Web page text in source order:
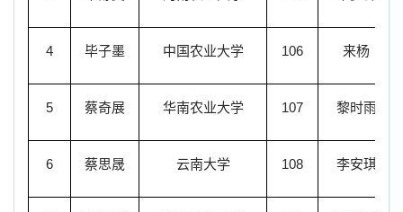
4 毕子墨 中国农业大学 106 来杨
5 蔡奇展 华南农业大学 107 黎时雨
6 蔡思晟 云南大学 108 李安琪